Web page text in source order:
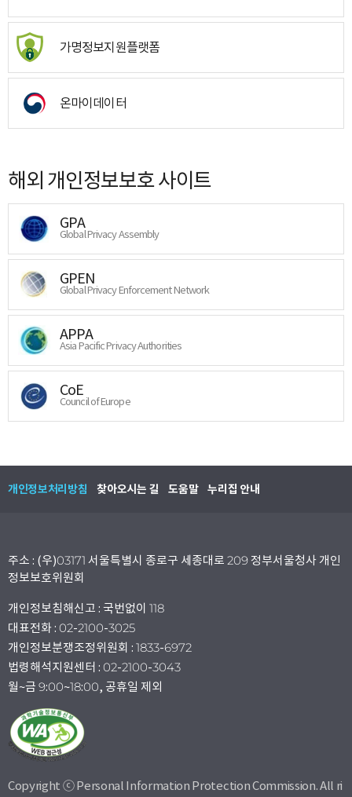
가명정보지원플랫폼
온마이데이터
해외 개인정보보호 사이트
GPA
Global Privacy Assembly
GPEN
Global Privacy Enforcement Network
APPA
Asia Pacific Privacy Authorities
CoE
Council of Europe
개인정보처리방침 찾아오시는 길 도움말 누리집 안내
주소 : (우)03171 서울특별시 종로구 세종대로 209 정부서울청사 개인
정보보호위원회
개인정보침해신고 : 국번없이 118
대표전화 : 02-2100-3025
개인정보분쟁조정위원회 : 1833-6972
법령해석지원센터 : 02-2100-3043
월~금 9:00~18:00, 공휴일 제외
Copyright ⓒ Personal Information Protection Commission. All ri